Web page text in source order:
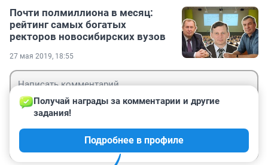
Почти полмиллиона в месяц:
рейтинг самых богатых
ректоров новосибирских вузов
27 мая 2019, 18:55
Получай награды за комментарии и другие
задания!
Подробнее в профиле